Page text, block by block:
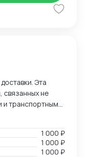
Эта
связанных не
и транспортным
таможенное
необходимой
1 000 ₽
1 000 ₽
1 000 ₽